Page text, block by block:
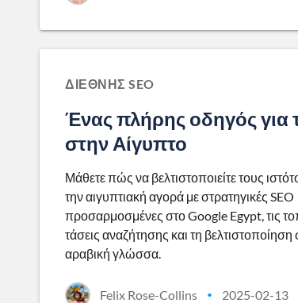
ΔΙΕΘΝΉΣ SEO
Ένας πλήρης οδηγός για
στην Αίγυπτο
Μάθετε πώς να βελτιστοποιείτε τους
την αιγυπτιακή αγορά με στρατηγικές SEO
προσαρμοσμένες στο Google Egypt, τις
τάσεις αναζήτησης και τη βελτιστοποίηση
αραβική γλώσσα.
Felix Rose-Collins • 2025-02-13